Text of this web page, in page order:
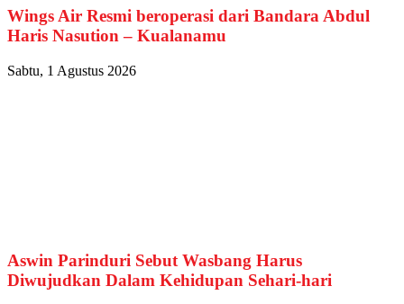
Wings Air Resmi beroperasi dari Bandara Abdul
Haris Nasution – Kualanamu
Sabtu, 1 Agustus 2026
Aswin Parinduri Sebut Wasbang Harus
Diwujudkan Dalam Kehidupan Sehari-hari